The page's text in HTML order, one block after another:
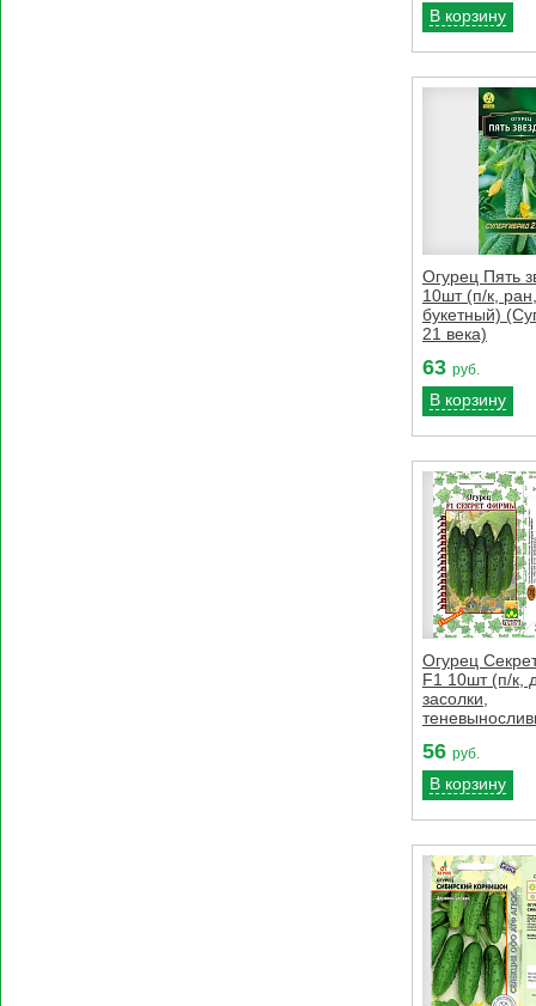
В корзину
Огурец Пять
10шт (п/к, ран,
букетный)
21 века)
63 руб.
В корзину
Огурец
F1 10шт (п/к,
засолки,
56 руб.
В корзину